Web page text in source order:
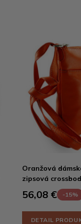
Oranžová
zipsová
56,08 € -15%
DETAIL